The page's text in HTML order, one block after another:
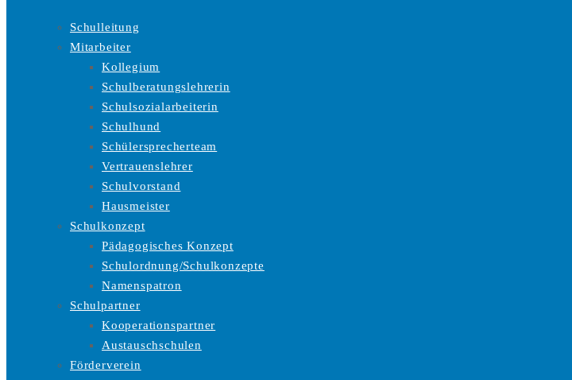
Schulleitung
Mitarbeiter
Kollegium
Schulberatungslehrerin
Schulsozialarbeiterin
Schulhund
Schülersprecherteam
Vertrauenslehrer
Schulvorstand
Hausmeister
Schulkonzept
Pädagogisches Konzept
Schulordnung/Schulkonzepte
Namenspatron
Schulpartner
Kooperationspartner
Austauschschulen
Förderverein